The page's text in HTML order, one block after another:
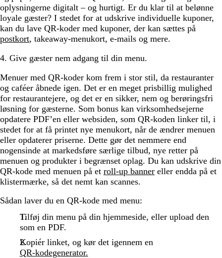
oplysningerne digitalt – og hurtigt. Er du klar til at belønne
loyale gæster? I stedet for at udskrive individuelle kuponer,
kan du lave QR-koder med kuponer, der kan sættes på
postkort, takeaway-menukort, e-mails og mere.
4. Give gæster nem adgang til din menu.
Menuer med QR-koder kom frem i stor stil, da restauranter
og caféer åbnede igen. Det er en meget prisbillig mulighed
for restaurantejere, og det er en sikker, nem og berøringsfri
løsning for gæsterne. Som bonus kan virksomhedsejerne
opdatere PDF’en eller websiden, som QR-koden linker til, i
stedet for at få printet nye menukort, når de ændrer menuen
eller opdaterer priserne. Dette gør det nemmere end
nogensinde at markedsføre særlige tilbud, nye retter på
menuen og produkter i begrænset oplag. Du kan udskrive din
QR-kode med menuen på et roll-up banner eller endda på et
klistermærke, så det nemt kan scannes.
Sådan laver du en QR-kode med menu:
Tilføj din menu på din hjemmeside, eller upload den
som en PDF.
Kopiér linket, og kør det igennem en
QR-kodegenerator.